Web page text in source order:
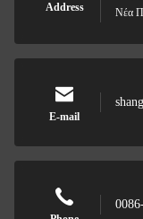
Address
Νέα
E-mail